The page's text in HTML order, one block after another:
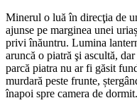
Minerul o luă în direcţia de
ajunse pe marginea unei
privi înăuntru. Lumina
aruncă o piatră şi ascultă,
parcă piatra nu ar fi găsit
murdară peste frunte,
înapoi spre camera de dormit.